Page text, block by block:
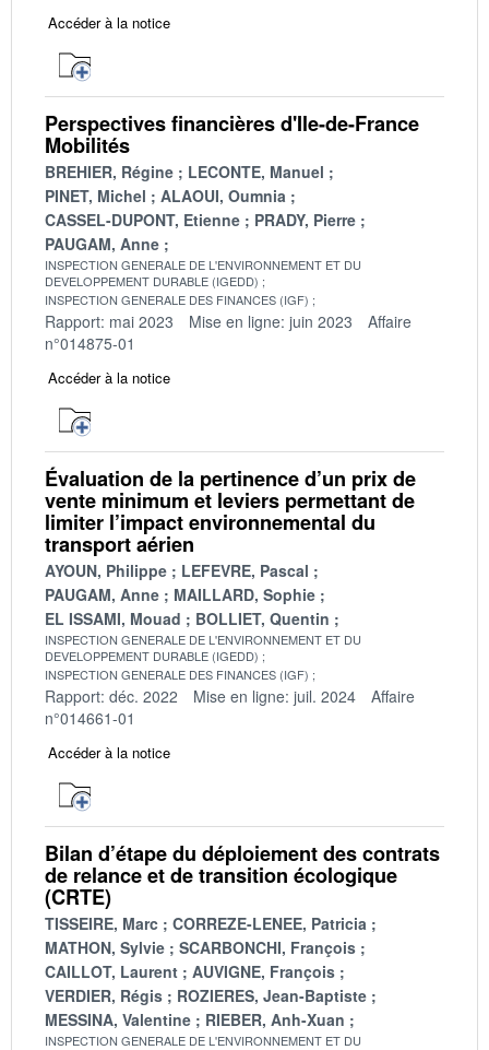
Accéder à la notice
Perspectives financières d'Ile-de-France
Mobilités
BREHIER, Régine
LECONTE, Manuel
PINET, Michel
ALAOUI, Oumnia
CASSEL-DUPONT, Etienne
PRADY, Pierre
PAUGAM, Anne
INSPECTION GENERALE DE L'ENVIRONNEMENT ET DU
DEVELOPPEMENT DURABLE (IGEDD)
INSPECTION GENERALE DES FINANCES (IGF)
Rapport: mai 2023 Mise en ligne: juin 2023
Affaire
n°014875-01
Accéder à la notice
Évaluation de la pertinence d’un prix de
vente minimum et leviers permettant de
limiter l’impact environnemental du
transport aérien
AYOUN, Philippe
LEFEVRE, Pascal
PAUGAM, Anne
MAILLARD, Sophie
EL ISSAMI, Mouad
BOLLIET, Quentin
INSPECTION GENERALE DE L'ENVIRONNEMENT ET DU
DEVELOPPEMENT DURABLE (IGEDD)
INSPECTION GENERALE DES FINANCES (IGF)
Rapport: déc. 2022 Mise en ligne: juil. 2024
Affaire
n°014661-01
Accéder à la notice
Bilan d’étape du déploiement des contrats
de relance et de transition écologique
(CRTE)
TISSEIRE, Marc
CORREZE-LENEE, Patricia
MATHON, Sylvie
SCARBONCHI, François
CAILLOT, Laurent
AUVIGNE, François
VERDIER, Régis
ROZIERES, Jean-Baptiste
MESSINA, Valentine
RIEBER, Anh-Xuan
INSPECTION GENERALE DE L'ENVIRONNEMENT ET DU